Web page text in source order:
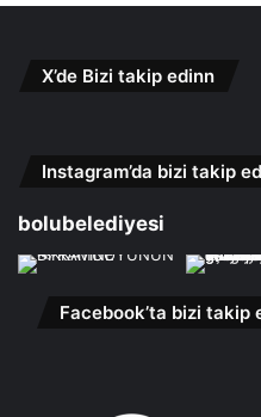
X’de Bizi takip edinn
Instagram’da bizi takip
bolubelediyesi
Facebook’ta bizi takip